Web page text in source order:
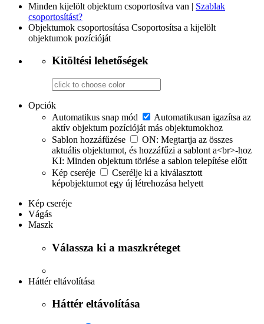
Minden kijelölt objektum csoportosítva van | Szablak
csoportosítást?
Objektumok csoportosítása Csoportosítsa a kijelölt
objektumok pozícióját
Kitöltési lehetőségek
Opciók
Automatikus snap mód
Automatikusan igazítsa az
aktív objektum pozícióját más objektumokhoz
Sablon hozzáfűzése
ON: Megtartja az összes
aktuális objektumot, és hozzáfűzi a sablont a<br>-hoz
KI: Minden objektum törlése a sablon telepítése előtt
Kép cseréje
Cserélje ki a kiválasztott
képobjektumot egy új létrehozása helyett
Kép cseréje
Vágás
Maszk
Válassza ki a maszkréteget
Háttér eltávolítása
Háttér eltávolítása